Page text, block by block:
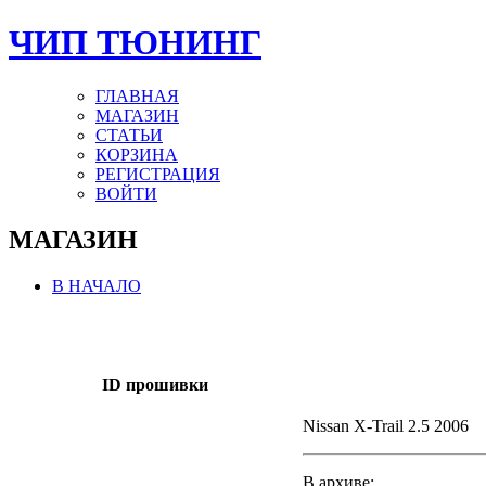
ЧИП ТЮНИНГ
ГЛАВНАЯ
МАГАЗИН
СТАТЬИ
КОРЗИНА
РЕГИСТРАЦИЯ
ВОЙТИ
МАГАЗИН
В НАЧАЛО
ID прошивки
Nissan X-Trail 2.5 2006
В архиве: